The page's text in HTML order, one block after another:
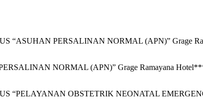
“ASUHAN PERSALINAN NORMAL (APN)” Grage
NORMAL (APN)” Grage Ramayana
“PELAYANAN OBSTETRIK NEONATAL